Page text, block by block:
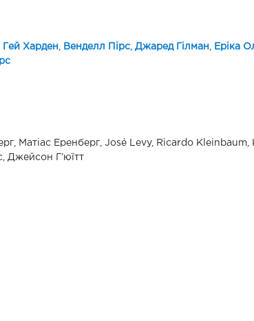
Гей Харден Венделл Пірс, Джаред Гілман Еріка
Матіас Еренберг, José Levy, Ricardo Kleinbaum,
Джейсон Г’юїтт